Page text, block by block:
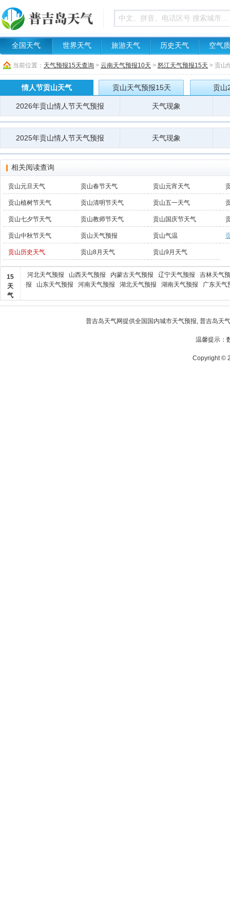
全国天气 世界天气 旅游天气 历史天气 空气
当前位置： 天气预报15天查询 > 云南天气预报10天 > 怒江天气预报15天 > 贡山
情人节贡山天气 贡山天气预报15天 贡山
2026年贡山情人节天气预报 天气现象
2025年贡山情人节天气预报 天气现象
相关阅读查询
贡山元旦天气 贡山春节天气 贡山元宵天气
贡山植树节天气 贡山清明节天气 贡山五一天气
贡山七夕节天气 贡山教师节天气 贡山国庆节天气
贡山中秋节天气 贡山天气预报 贡山气温
贡山历史天气 贡山8月天气 贡山9月天气
15
天
气
河北天气预报 山西天气预报 内蒙古天气预报 辽宁天气预报
吉林天气
报
山东天气预报 河南天气预报 湖北天气预报 湖南天气预报 广东天气
普吉岛天气网提供全国国内城市天气预报, 普吉岛天
温馨提示：
Copyright ©